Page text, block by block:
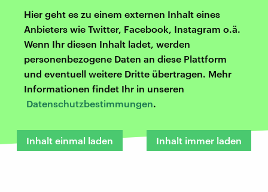
Hier geht es zu einem externen Inhalt eines
Anbieters wie Twitter, Facebook, Instagram o.ä.
Wenn Ihr diesen Inhalt ladet, werden
personenbezogene Daten an diese Plattform
und eventuell weitere Dritte übertragen. Mehr
Informationen findet Ihr in unseren
Datenschutzbestimmungen.
Inhalt einmal laden Inhalt immer laden